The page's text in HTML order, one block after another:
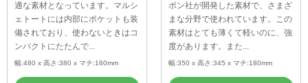
適な素材となっています。マルシ
ェトートには内部にポケットも装
備されており、使わないときはコ
ンパクトにたたんで...
幅:480 x 高さ:380 x マチ:160mm
ポン社が開発した素材で、さまざ
まな分野で使われています。この
素材はとても薄くて軽いのに、強
度があります。また...
幅:350 x 高さ:345 x マチ:180mm